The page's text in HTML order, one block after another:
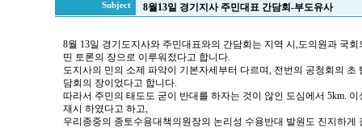
Subject 8월13일 경기지사 주민대표 간담회-부도유사
8월 13일 경기도지사와 주민대표와의 간담회는 지역 시,도의원과 국
띤 토론의 장으로 이루워젔다고 합니다.
도지사의 민의 소제 파악이 기본자세부터 다르며, 전번의 공청회의
담회의 장이었다고 합니다.
따라서 주민의 태도도 굳이 반대를 하자는 것이 않인 도심에서 5km.
재시 하였다고 하고,
우리종중의 종토수용대책의원장의 논리성 수용반대 발원도 진지하게